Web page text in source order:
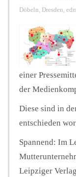
Döbeln, Dresden,
einer
der
Diese sind in
entschieden
Spannend: Im
Leipziger